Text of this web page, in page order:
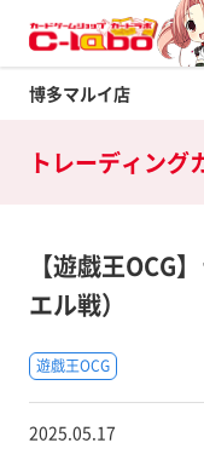
博多マルイ店
Twitter
トレーディング
【遊戯王OCG
エル戦）
遊戯王OCG
2025.05.17